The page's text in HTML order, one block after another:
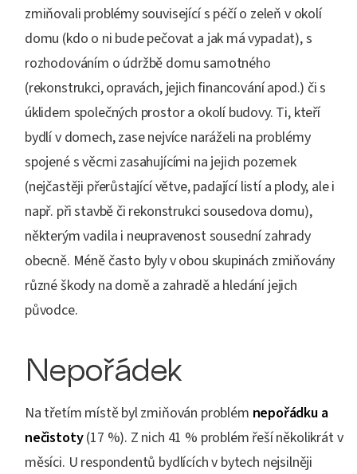
zmiňovali problémy související s péčí o zeleň v okolí
domu (kdo o ni bude pečovat a jak má vypadat), s
rozhodováním o údržbě domu samotného
(rekonstrukci, opravách, jejich financování apod.) či s
úklidem společných prostor a okolí budovy. Ti, kteří
bydlí v domech, zase nejvíce naráželi na problémy
spojené s věcmi zasahujícími na jejich pozemek
(nejčastěji přerůstající větve, padající listí a plody, ale i
např. při stavbě či rekonstrukci sousedova domu),
některým vadila i neupravenost sousední zahrady
obecně. Méně často byly v obou skupinách zmiňovány
různé škody na domě a zahradě a hledání jejich
původce.
Nepořádek
Na třetím místě byl zmiňován problém nepořádku a
nečistoty(17 %). Z nich 41 % problém řeší několikrát v
měsíci. U respondentů bydlících v bytech nejsilněji